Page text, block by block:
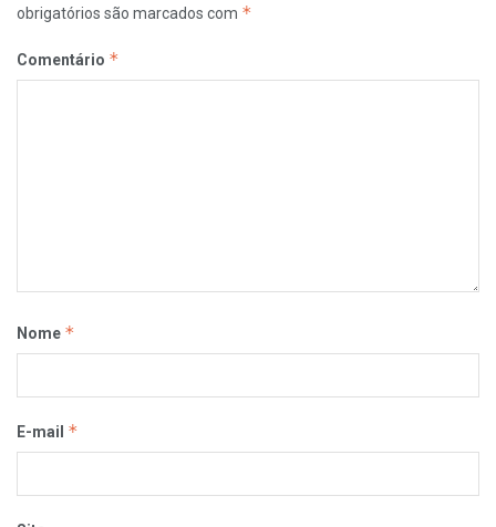
obrigatórios são marcados com *
Comentário *
Nome *
E-mail *